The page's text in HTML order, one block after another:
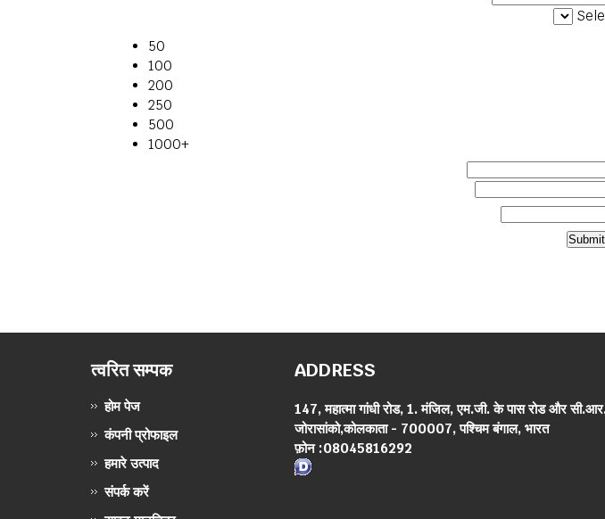
50
100
200
250
500
1000+
त्वरित सम्पक
होम पेज
कंपनी प्रोफाइल
हमारे उत्पाद
संपर्क करें
ADDRESS
147, महात्मा गांधी रोड, 1. मंजिल, एम.जी. के पास रोड और
जोरासांको,कोलकाता - 700007, पश्चिम बंगाल, भारत
फ़ोन :08045816292